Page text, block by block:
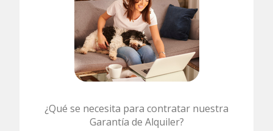
¿Qué se necesita para contratar nuestra
Garantía de Alquiler?